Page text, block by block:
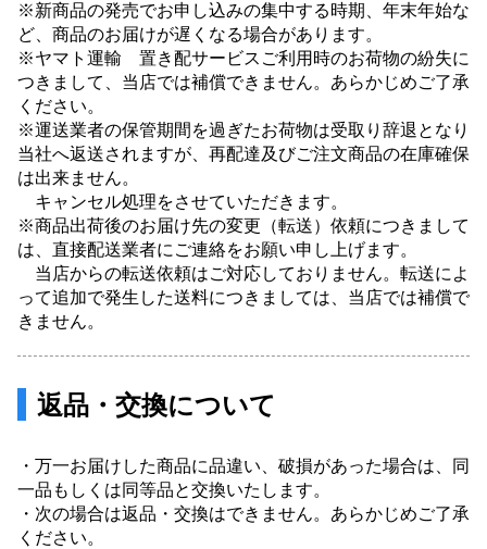
※新商品の発売でお申し込みの集中する時期、年末年始な
ど、商品のお届けが遅くなる場合があります。
※ヤマト運輸 置き配サービスご利用時のお荷物の紛失に
つきまして、当店では補償できません。あらかじめご了承
ください。
※運送業者の保管期間を過ぎたお荷物は受取り辞退となり
当社へ返送されますが、再配達及びご注文商品の在庫確保
は出来ません。
キャンセル処理をさせていただきます。
※商品出荷後のお届け先の変更（転送）依頼につきまして
は、直接配送業者にご連絡をお願い申し上げます。
当店からの転送依頼はご対応しておりません。転送によ
って追加で発生した送料につきましては、当店では補償で
きません。
返品・交換について
・万一お届けした商品に品違い、破損があった場合は、同
一品もしくは同等品と交換いたします。
・次の場合は返品・交換はできません。あらかじめご了承
ください。